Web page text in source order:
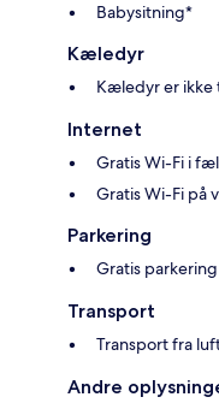
Babysitning*
Kæledyr
Kæledyr er ikke
Internet
Gratis Wi-Fi i
Gratis Wi-Fi på
Parkering
Gratis
Transport
Transport fra
Andre